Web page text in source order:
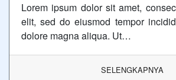
Lorem ipsum dolor sit amet,
elit, sed do eiusmod tempor
dolore magna aliqua. Ut…
SELENGKAPNYA